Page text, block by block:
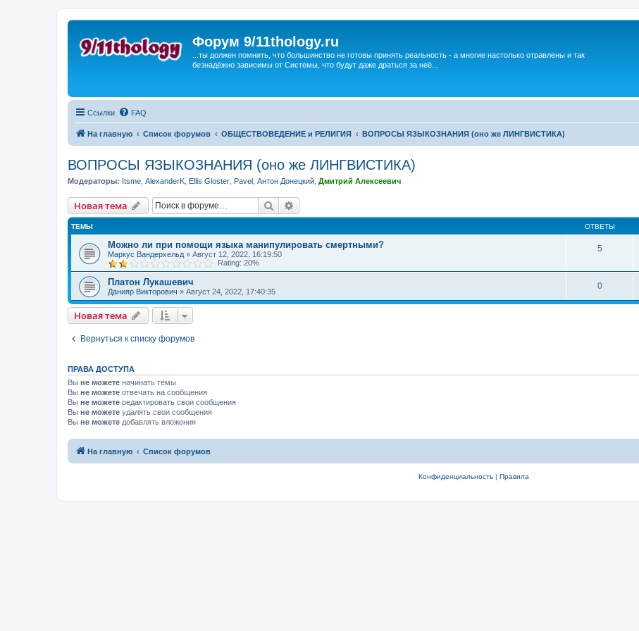
Форум 9/11thology.ru
...ты должен помнить, что большинство не готовы принять реальность - а многие настолько отравлены и так
безнадёжно зависимы от Системы, что будут даже драться за неё...
Ссылки FAQ
На главную Список форумов ОБЩЕСТВОВЕДЕНИЕ и РЕЛИГИЯ ВОПРОСЫ ЯЗЫКОЗНАНИЯ (оно же ЛИНГВИСТИКА)
ВОПРОСЫ ЯЗЫКОЗНАНИЯ (оно же ЛИНГВИСТИКА)
Модераторы: Itsme AlexanderK Ellis Gloster Pavel Антон Донецкий Дмитрий Алексеевич
Новая тема Поиск
ТЕМЫ ОТВЕТЫ
Можно ли при помощи языка манипулировать смертными?
Маркус Вандерхельд » Август 12, 2022, 16:19:50
Rating: 20%
5
Платон Лукашевич
Данияр Викторович » Август 24, 2022, 17:40:35
0
Новая тема
Вернуться к списку форумов
ПРАВА ДОСТУПА
Вы не можете начинать темы
Вы не можете отвечать на сообщения
Вы не можете редактировать свои сообщения
Вы не можете удалять свои сообщения
Вы не можете добавлять вложения
На главную Список форумов
Конфиденциальность| Правила